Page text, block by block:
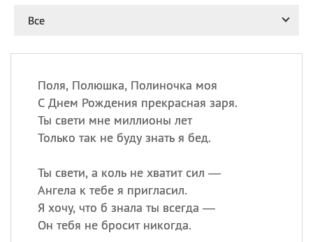
Все
Поля, Полюшка, Полиночка моя
С Днем Рождения прекрасная заря.
Ты свети мне миллионы лет
Только так не буду знать я бед.
Ты свети, а коль не хватит сил —
Ангела к тебе я пригласил.
Я хочу, что б знала ты всегда —
Он тебя не бросит никогда.
рисового пудинга
День Дымняшки
(Smokey Bear Day)
ИМЕНА
Сегодня празднуют именины